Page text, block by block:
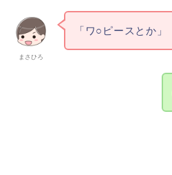
まさひろ
「ワ○ピースとか」